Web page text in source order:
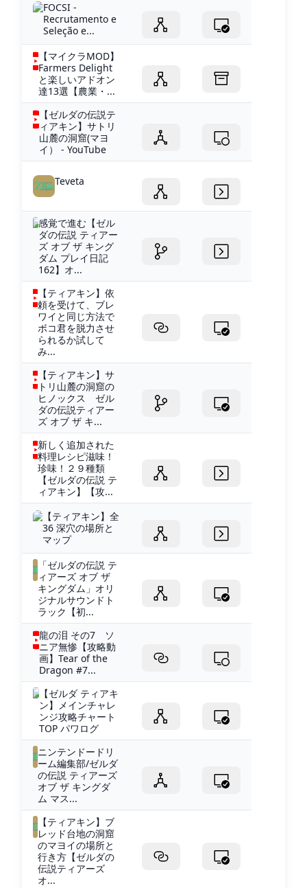
FOCSI -
Recrutamento e
Seleção e...
【マイクラMOD】
Farmers Delight
と楽しいアドオン
達13選【農業・...
【ゼルダの伝説テ
ィアキン】サトリ
山麓の洞窟(マヨ
イ） - YouTube
Teveta
感覚で進む【ゼル
ダの伝説 ティアー
ズ オブ ザ キング
ダム プレイ日記
162】オ...
【ティアキン】依
頼を受けて、ブレ
ワイと同じ方法で
ボコ君を脱力させ
られるか試して
み...
【ティアキン】サ
トリ山麓の洞窟の
ヒノックス ゼル
ダの伝説ティアー
ズ オブ ザ キ...
新しく追加された
料理レシピ滋味！
珍味！２９種類
【ゼルダの伝説 テ
ィアキン】【攻...
【ティアキン】全
36 深穴の場所と
マップ
「ゼルダの伝説 テ
ィアーズ オブ ザ
キングダム」オリ
ジナルサウンドト
ラック【初...
龍の泪 その7 ソ
ニア無惨【攻略動
画】Tear of the
Dragon #7...
【ゼルダ ティアキ
ン】メインチャレ
ンジ攻略チャート
TOP パワログ
ニンテンドードリ
ーム編集部/ゼルダ
の伝説 ティアーズ
オブ ザ キングダ
ム マス...
【ティアキン】ブ
レッド台地の洞窟
のマヨイの場所と
行き方【ゼルダの
伝説ティアーズ
オ...